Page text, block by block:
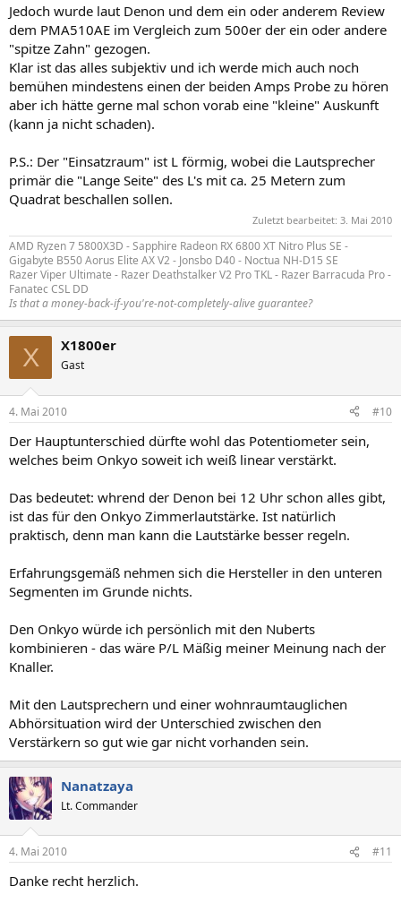
Jedoch wurde laut Denon und dem ein oder anderem Review
dem PMA510AE im Vergleich zum 500er der ein oder andere
"spitze Zahn" gezogen.
Klar ist das alles subjektiv und ich werde mich auch noch
bemühen mindestens einen der beiden Amps Probe zu hören
aber ich hätte gerne mal schon vorab eine "kleine" Auskunft
(kann ja nicht schaden).
P.S.: Der "Einsatzraum" ist L förmig, wobei die Lautsprecher
primär die "Lange Seite" des L's mit ca. 25 Metern zum
Quadrat beschallen sollen.
Zuletzt bearbeitet: 3. Mai 2010
AMD Ryzen 7 5800X3D - Sapphire Radeon RX 6800 XT Nitro Plus SE -
Gigabyte B550 Aorus Elite AX V2 - Jonsbo D40 - Noctua NH-D15 SE
Razer Viper Ultimate - Razer Deathstalker V2 Pro TKL - Razer Barracuda Pro -
Fanatec CSL DD
Is that a money-back-if-you're-not-completely-alive guarantee?
X X1800er
Gast
4. Mai 2010 #10
Der Hauptunterschied dürfte wohl das Potentiometer sein,
welches beim Onkyo soweit ich weiß linear verstärkt.
Das bedeutet: whrend der Denon bei 12 Uhr schon alles gibt,
ist das für den Onkyo Zimmerlautstärke. Ist natürlich
praktisch, denn man kann die Lautstärke besser regeln.
Erfahrungsgemäß nehmen sich die Hersteller in den unteren
Segmenten im Grunde nichts.
Den Onkyo würde ich persönlich mit den Nuberts
kombinieren - das wäre P/L Mäßig meiner Meinung nach der
Knaller.
Mit den Lautsprechern und einer wohnraumtauglichen
Abhörsituation wird der Unterschied zwischen den
Verstärkern so gut wie gar nicht vorhanden sein.
Nanatzaya
Lt. Commander
4. Mai 2010 #11
Danke recht herzlich.